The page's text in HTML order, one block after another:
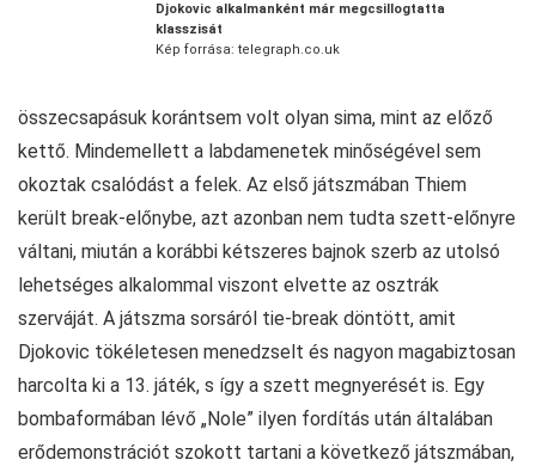
Djokovic alkalmanként már megcsillogtatta
klasszisát
Kép forrása: telegraph.co.uk
összecsapásuk korántsem volt olyan sima, mint az előző
kettő. Mindemellett a labdamenetek minőségével sem
okoztak csalódást a felek. Az első játszmában Thiem
került break-előnybe, azt azonban nem tudta szett-előnyre
váltani, miután a korábbi kétszeres bajnok szerb az utolsó
lehetséges alkalommal viszont elvette az osztrák
szerváját. A játszma sorsáról tie-break döntött, amit
Djokovic tökéletesen menedzselt és nagyon magabiztosan
harcolta ki a 13. játék, s így a szett megnyerését is. Egy
bombaformában lévő „Nole” ilyen fordítás után általában
erődemonstrációt szokott tartani a következő játszmában,